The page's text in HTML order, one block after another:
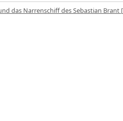
das Narrenschiff des Sebastian Brant [